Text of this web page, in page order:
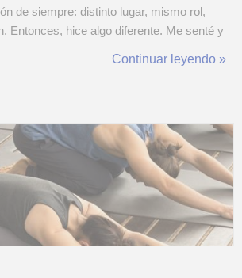
de siempre: distinto lugar, mismo rol,
Entonces, hice algo diferente. Me senté y
específico. Y cuando terminé, lo sentí con
Continuar leyendo »